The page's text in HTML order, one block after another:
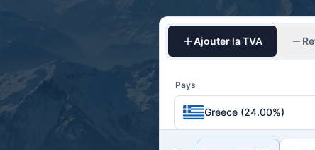
Ajouter la TVA
Pays
Greece (24.00%)